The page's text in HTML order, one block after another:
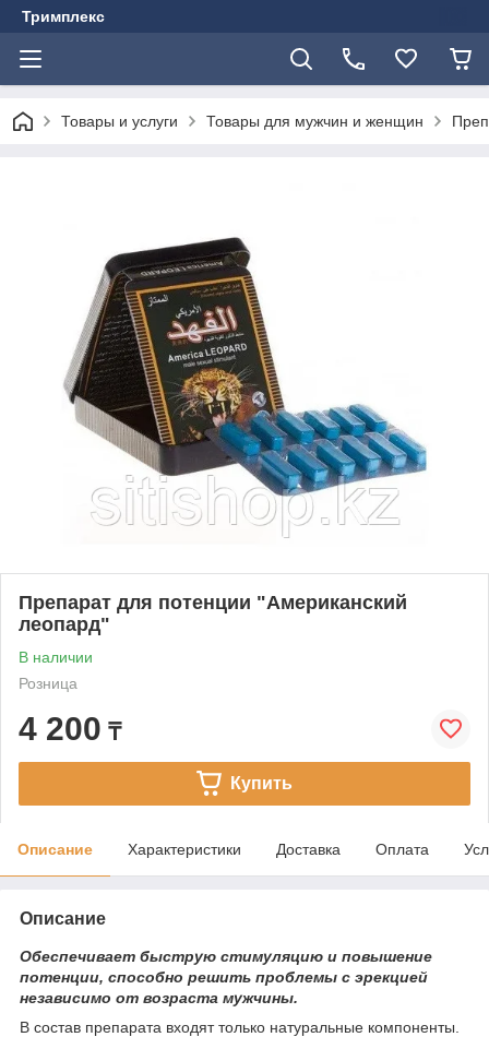
Тримплекс
Товары и услуги Товары для мужчин и женщин
Препарат для потенции "Американский
леопард"
В наличии
Розница
4 200 ₸
Купить
Описание Характеристики Доставка Оплата
Описание
Обеспечивает быструю стимуляцию и повышение
потенции, способно решить проблемы с эрекцией
независимо от возраста мужчины.
В состав препарата входят только натуральные компоненты.